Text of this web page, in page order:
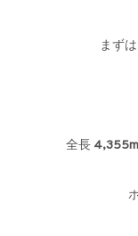
まず
全長